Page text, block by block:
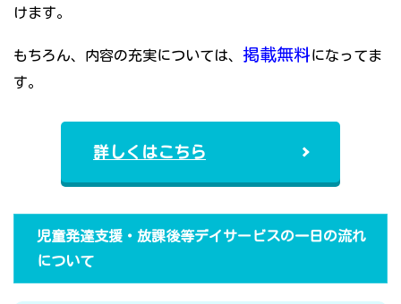
けます。
もちろん、内容の充実については、 掲載無料になってま
す。
詳しくはこちら
児童発達支援・放課後等デイサービスの一日の流れ
について